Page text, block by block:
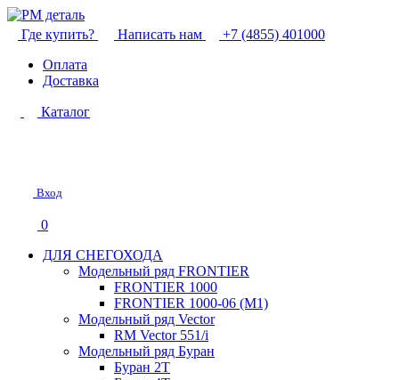
Где купить? Написать нам
+7 (4855) 401000
Оплата
Доставка
Каталог
Вход
0
ДЛЯ СНЕГОХОДА
Модельный ряд FRONTIER
FRONTIER 1000
FRONTIER 1000-06 (М1)
Модельный ряд Vector
RM Vector 551/i
Модельный ряд Буран
Буран 2Т